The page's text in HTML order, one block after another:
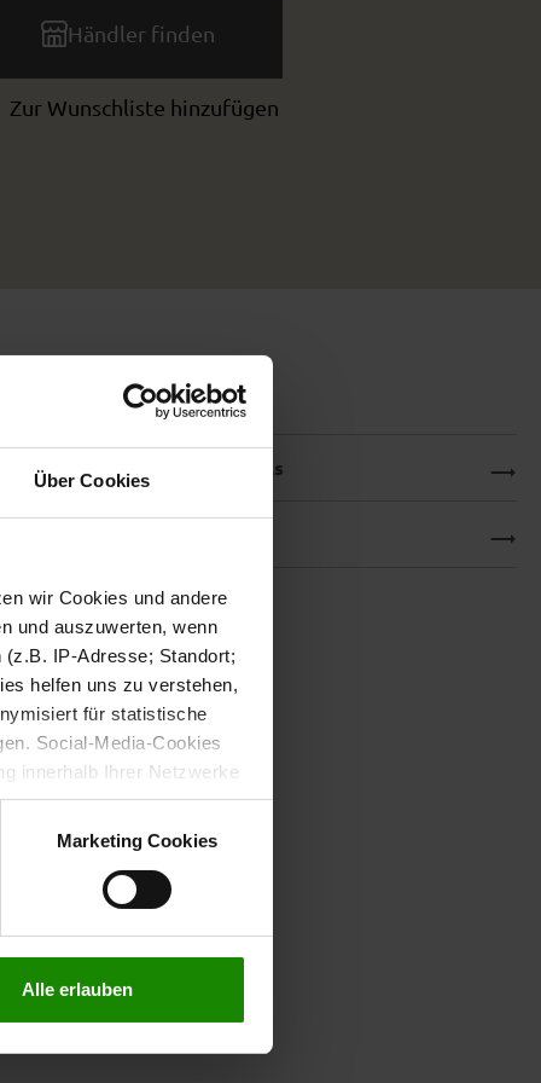
Über Cookies
wir Cookies und andere
und auszuwerten, wenn
IP-Adresse; Standort;
helfen uns zu verstehen,
für statistische
Social-Media-Cookies
innerhalb Ihrer Netzwerke
zulassen möchten.
“, wenn Sie mit
Sie bitte unsere
Marketing Cookies
Alle erlauben
Händler finden
Zur Wunschliste hinzufügen
Produktdetails